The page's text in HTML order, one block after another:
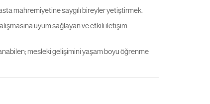
mahremiyetine saygılı bireyler yetiştirmek.
uyum sağlayan ve etkili iletişim
mesleki gelişimini yaşam boyu öğrenme